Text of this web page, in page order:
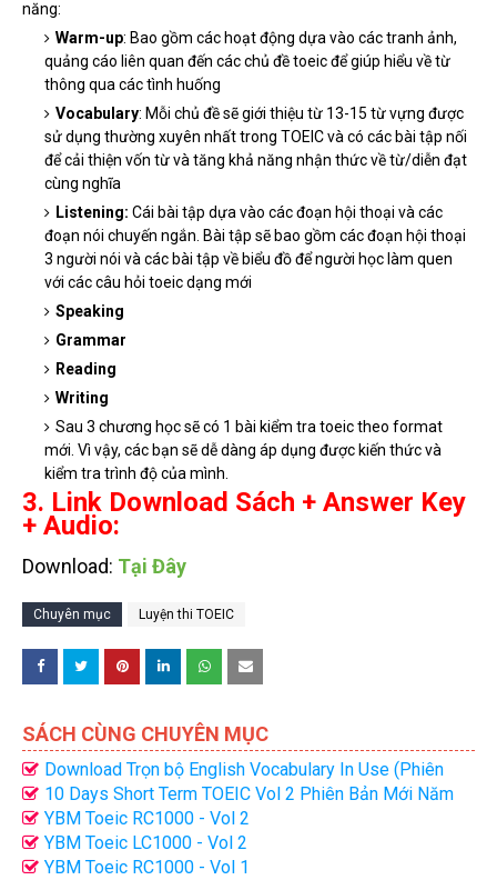
năng:
Warm-up: Bao gồm các hoạt động dựa vào các tranh ảnh,
quảng cáo liên quan đến các chủ đề toeic để giúp hiểu về từ
thông qua các tình huống
Vocabulary: Mỗi chủ đề sẽ giới thiệu từ 13-15 từ vựng được
sử dụng thường xuyên nhất trong TOEIC và có các bài tập nối
để cải thiện vốn từ và tăng khả năng nhận thức về từ/diễn đạt
cùng nghĩa
Listening: Cái bài tập dựa vào các đoạn hội thoại và các
đoạn nói chuyến ngắn. Bài tập sẽ bao gồm các đoạn hội thoại
3 người nói và các bài tập về biểu đồ để người học làm quen
với các câu hỏi toeic dạng mới
Speaking
Grammar
Reading
Writing
Sau 3 chương học sẽ có 1 bài kiểm tra toeic theo format
mới. Vì vậy, các bạn sẽ dễ dàng áp dụng được kiến thức và
kiểm tra trình độ của mình.
3. Link Download Sách + Answer Key
+ Audio:
Download: Tại Đây
Chuyên mục Luyện thi TOEIC
SÁCH CÙNG CHUYÊN MỤC
Download Trọn bộ English Vocabulary In Use (Phiên
Bản Đẹp Mới Nhất)
10 Days Short Term TOEIC Vol 2 Phiên Bản Mới Năm
2021 (PDF + Audio)
YBM Toeic RC1000 - Vol 2
YBM Toeic LC1000 - Vol 2
YBM Toeic RC1000 - Vol 1